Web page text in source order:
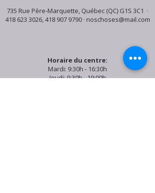
735 Rue Père-Marquette, Québec (QC) G1S 3C1 ·
418 623 3026,418 907 9790· noschoses@mail.com
Horaire du centre:
Mardi: 9:30h - 16:30h
Jeudi: 9:30h - 19:00h